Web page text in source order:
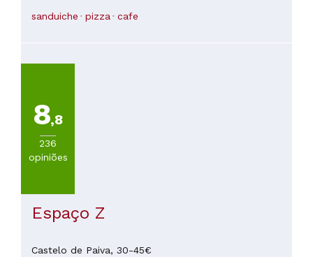
sanduiche pizza cafe
8,8
236
opiniões
Espaço Z
Castelo de Paiva, 30-45€